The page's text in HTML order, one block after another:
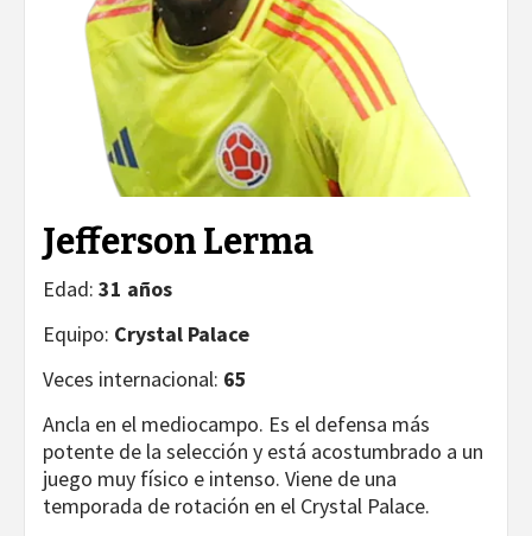
Jefferson Lerma
Edad: 31 años
Equipo: Crystal Palace
Veces internacional: 65
Ancla en el mediocampo. Es el defensa más
potente de la selección y está acostumbrado a un
juego muy físico e intenso. Viene de una
temporada de rotación en el Crystal Palace.